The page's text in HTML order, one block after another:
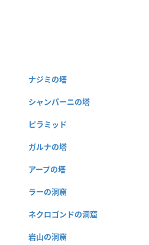
ナジミの塔
シャンパーニの塔
ピラミッド
ガルナの塔
アープの塔
ラーの洞窟
ネクロゴンドの洞窟
岩山の洞窟